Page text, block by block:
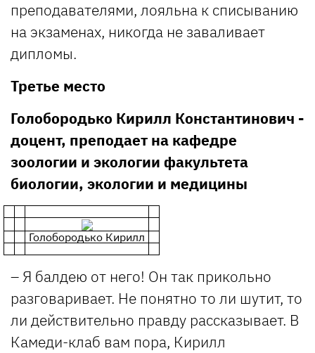
преподавателями, лояльна к списыванию
на экзаменах, никогда не заваливает
дипломы.
Третье место
Голобородько Кирилл Константинович -
доцент, преподает на кафедре
зоологии и экологии факультета
биологии, экологии и медицины
Голобородько Кирилл
– Я балдею от него! Он так прикольно
разговаривает. Не понятно то ли шутит, то
ли действительно правду рассказывает. В
Камеди-клаб вам пора, Кирилл